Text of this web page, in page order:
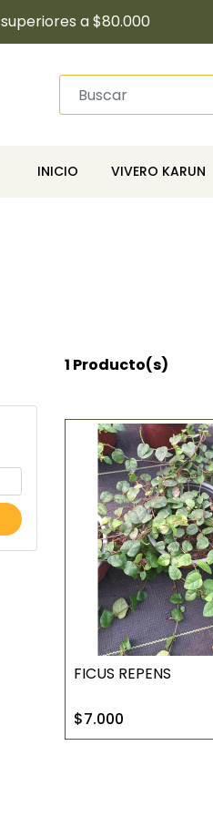
a $80.000
INICIO VIVERO KARUN
1 Producto(s)
FICUS REPENS
$7.000